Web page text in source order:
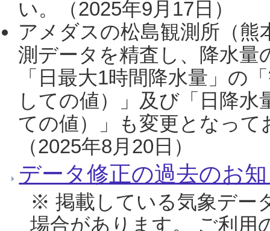
い。（2025年9月17日）
アメダスの松島観測所（熊
測データを精査し、降水
「日最大1時間降水量」の
しての値）」及び「日降
ての値）」も変更となっ
（2025年8月20日）
データ修正の過去のお
※ 掲載している気象デー
場合があります。 ご利用